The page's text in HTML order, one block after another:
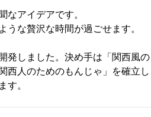
なアイデアです。
な贅沢な時間が過ごせます。
発しました。決め手は「関西風の
西人のためのもんじゃ」を確立し
す。